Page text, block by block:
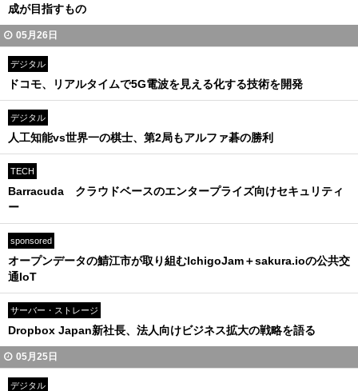
成が目指すもの
05月26日
デジタル
ドコモ、リアルタイムで5G電波を見える化する技術を開発
デジタル
人工知能vs世界一の棋士、第2局もアルファ碁の勝利
TECH
Barracuda クラウドベースのエンタープライズ向けセキュリティ
ー
sponsored
オープンデータの鯖江市が取り組むIchigoJam＋sakura.ioの公共交
通IoT
サーバー・ストレージ
Dropbox Japan新社長、法人向けビジネス拡大の戦略を語る
05月25日
デジタル